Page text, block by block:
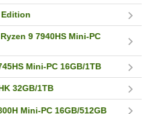
Edition
9 7940HS Mini-PC
Mini-PC 16GB/1TB
32GB/1TB
Mini-PC 16GB/512GB